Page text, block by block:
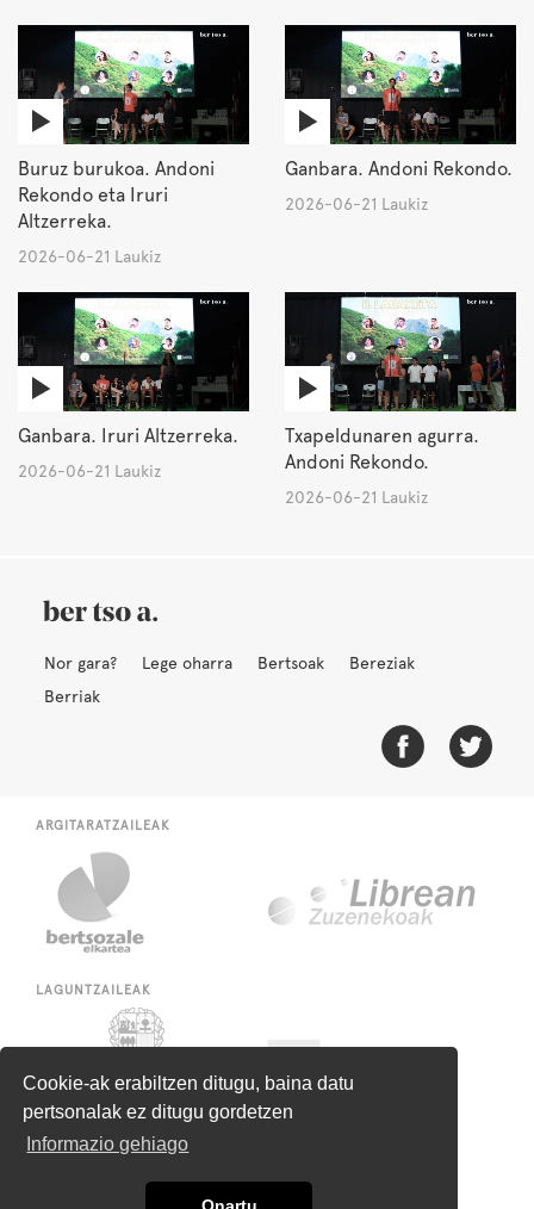
Cookie-ak erabiltzen ditugu, baina datu
pertsonalak ez ditugu gordetzen
Informazio gehiago
Buruz burukoa. Andoni
Rekondo eta Iruri
Altzerreka.
2026-06-21 Laukiz
Ganbara. Andoni Rekondo.
2026-06-21 Laukiz
Ganbara. Iruri Altzerreka.
2026-06-21 Laukiz
Txapeldunaren agurra.
Andoni Rekondo.
2026-06-21 Laukiz
Nor gara? Lege oharra Bertsoak
Bereziak
Berriak
ARGITARATZAILEAK
LAGUNTZAILEAK